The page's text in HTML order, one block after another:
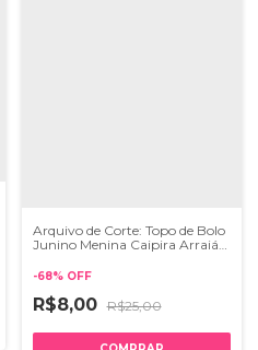
Arquivo de Corte: Topo de Bolo
Junino Menina Caipira Arraiá
-68% OFF
R$8,00 R$25,00